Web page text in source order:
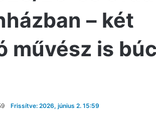
– két
művész is
Frissítve: 2026, június 2. 15:59